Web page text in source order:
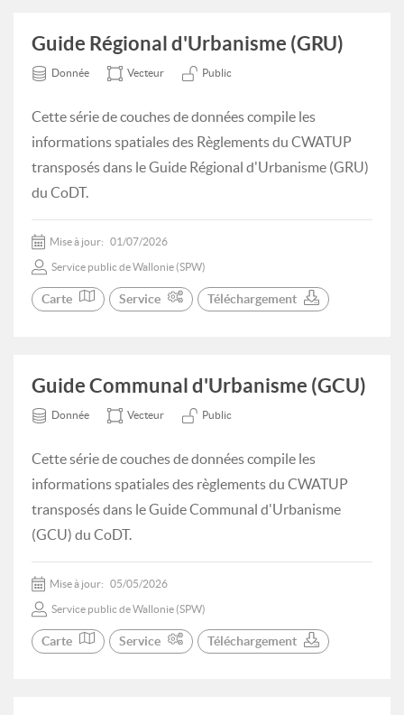
Guide Régional d'Urbanisme (GRU)
Donnée Vecteur Public
Cette série de couches de données compile les
informations spatiales des Règlements du CWATUP
transposés dans le Guide Régional d'Urbanisme (GRU)
du CoDT.
Mise à jour: 01/07/2026
Service public de Wallonie (SPW)
Carte Service Téléchargement
Guide Communal d'Urbanisme (GCU)
Donnée Vecteur Public
Cette série de couches de données compile les
informations spatiales des règlements du CWATUP
transposés dans le Guide Communal d'Urbanisme
(GCU) du CoDT.
Mise à jour: 05/05/2026
Service public de Wallonie (SPW)
Carte Service Téléchargement